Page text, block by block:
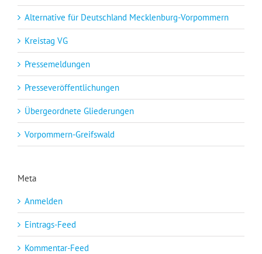
Alternative für Deutschland Mecklenburg-Vorpommern
Kreistag VG
Pressemeldungen
Presseveröffentlichungen
Übergeordnete Gliederungen
Vorpommern-Greifswald
Meta
Anmelden
Eintrags-Feed
Kommentar-Feed